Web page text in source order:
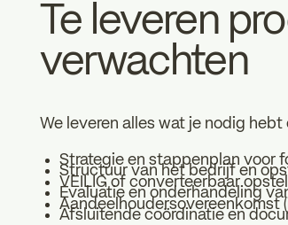
Te leveren
verwachten
We leveren alles wat je nodig
Strategie en stappenplan voor
Structuur van het bedrijf en
VEILIG of converteerbaar
Evaluatie en onderhandeling
Aandeelhoudersovereenkomst
Afsluitende coördinatie en